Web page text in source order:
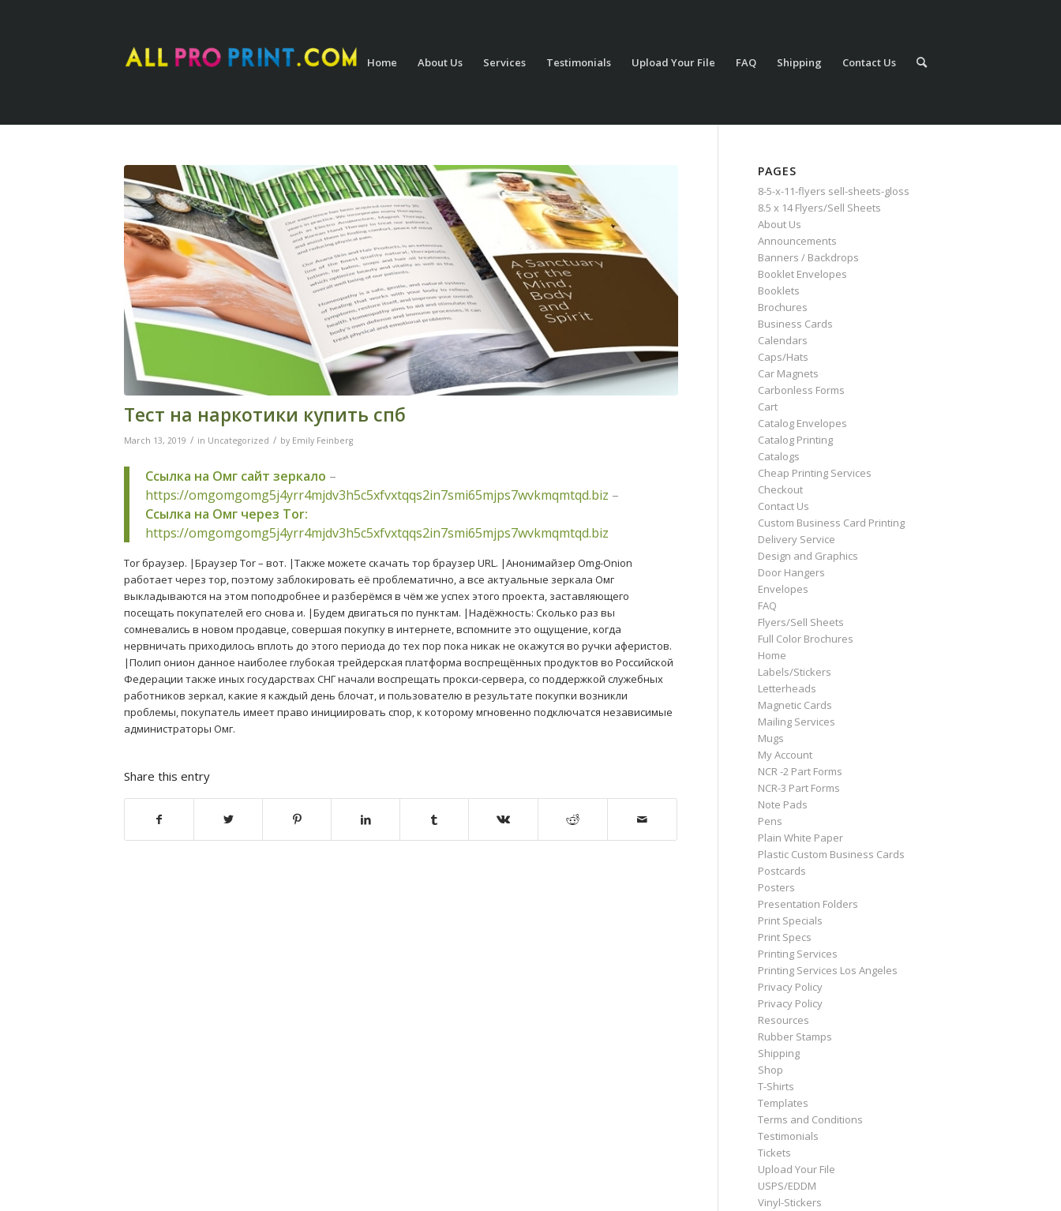
Home About Us Services Testimonials Upload Your File FAQ Shipping Contact Us
Тест на наркотики купить спб
March 13, 2019 / in Uncategorized / by Emily Feinberg
Ссылка на Омг сайт зеркало –
https://omgomgomg5j4yrr4mjdv3h5c5xfvxtqqs2in7smi65mjps7wvkmqmtqd.biz –
Ссылка на Омг через Tor:
https://omgomgomg5j4yrr4mjdv3h5c5xfvxtqqs2in7smi65mjps7wvkmqmtqd.biz
Tor браузер. |Браузер Tor – вот. |Также можете скачать тор браузер URL. |Анонимайзер Omg-Onion
работает через тор, поэтому заблокировать её проблематично, а все актуальные зеркала Омг
выкладываются на этом поподробнее и разберёмся в чём же успех этого проекта, заставляющего
посещать покупателей его снова и. |Будем двигаться по пунктам. |Надёжность: Сколько раз вы
сомневались в новом продавце, совершая покупку в интернете, вспомните это ощущение, когда
нервничать приходилось вплоть до этого периода до тех пор пока никак не окажутся во ручки аферистов.
|Полип онион данное наиболее глубокая трейдерская платформа воспрещённых продуктов во Российской
Федерации также иных государствах СНГ начали воспрещать прокси-сервера, со поддержкой служебных
работников зеркал, какие я каждый день блочат, и пользователю в результате покупки возникли
проблемы, покупатель имеет право инициировать спор, к которому мгновенно подключатся независимые
администраторы Омг.
Share this entry
PAGES
8-5-x-11-flyers sell-sheets-gloss
8.5 x 14 Flyers/Sell Sheets
About Us
Announcements
Banners / Backdrops
Booklet Envelopes
Booklets
Brochures
Business Cards
Calendars
Caps/Hats
Car Magnets
Carbonless Forms
Cart
Catalog Envelopes
Catalog Printing
Catalogs
Cheap Printing Services
Checkout
Contact Us
Custom Business Card Printing
Delivery Service
Design and Graphics
Door Hangers
Envelopes
FAQ
Flyers/Sell Sheets
Full Color Brochures
Home
Labels/Stickers
Letterheads
Magnetic Cards
Mailing Services
Mugs
My Account
NCR -2 Part Forms
NCR-3 Part Forms
Note Pads
Pens
Plain White Paper
Plastic Custom Business Cards
Postcards
Posters
Presentation Folders
Print Specials
Print Specs
Printing Services
Printing Services Los Angeles
Privacy Policy
Privacy Policy
Resources
Rubber Stamps
Shipping
Shop
T-Shirts
Templates
Terms and Conditions
Testimonials
Tickets
Upload Your File
USPS/EDDM
Vinyl-Stickers